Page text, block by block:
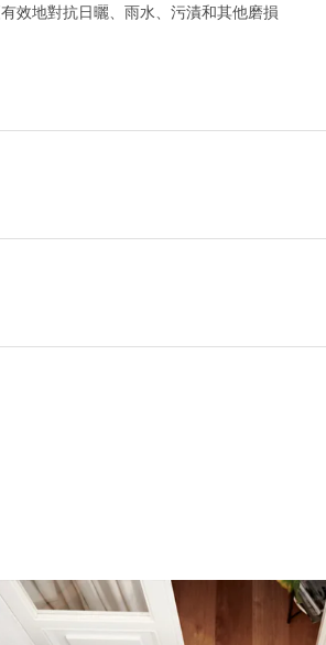
效地對抗日曬、雨水、污漬和其他磨損